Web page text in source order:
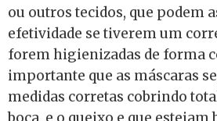
ou outros tecidos, que podem
efetividade se tiverem um
forem higienizadas de forma
importante que as máscaras
medidas corretas cobrindo
boca, e o queixo e que estejam